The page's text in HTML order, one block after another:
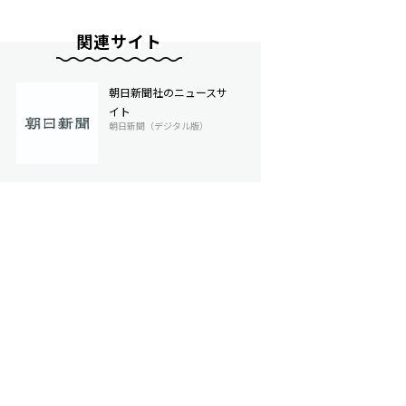
関連サイト
朝日新聞社のニュースサ
イト
朝日新聞（デジタル版）